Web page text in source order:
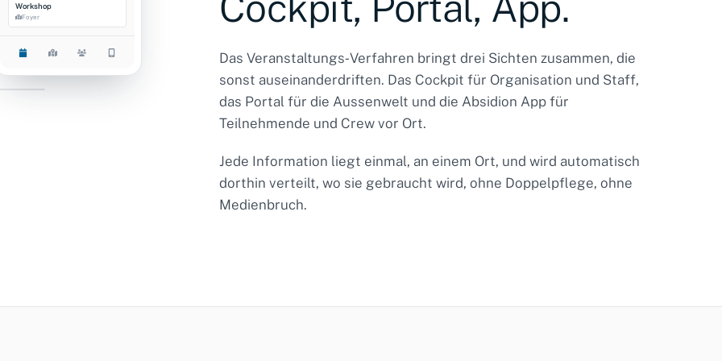
Workshop
Foyer
Das Veranstaltungs‑Verfahren bringt drei Sichten zusammen, die
sonst auseinanderdriften. Das Cockpit für Organisation und Staff,
das Portal für die Aussenwelt und die Absidion App für
Teilnehmende und Crew vor Ort.
Jede Information liegt einmal, an einem Ort, und wird automatisch
dorthin verteilt, wo sie gebraucht wird, ohne Doppelpflege, ohne
Medienbruch.